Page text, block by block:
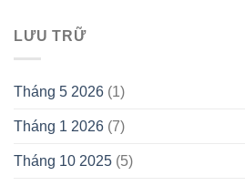
LƯU TRỮ
Tháng 5 2026 (1)
Tháng 1 2026 (7)
Tháng 10 2025 (5)